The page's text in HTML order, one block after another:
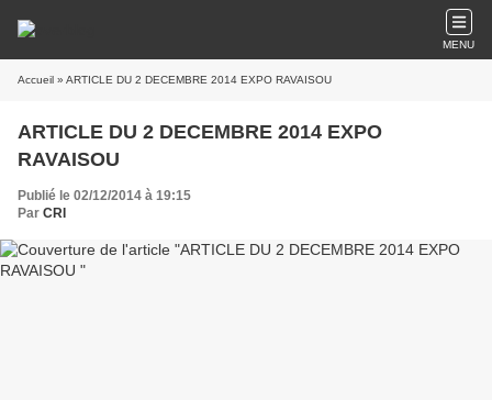
MENU
Accueil » ARTICLE DU 2 DECEMBRE 2014 EXPO RAVAISOU
ARTICLE DU 2 DECEMBRE 2014 EXPO
RAVAISOU
Publié le 02/12/2014 à 19:15
Par CRI